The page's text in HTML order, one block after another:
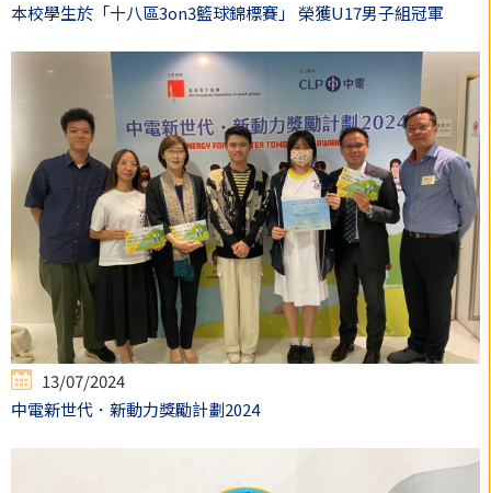
本校學生於「十八區3on3籃球錦標賽」 榮獲U17男子組冠軍
13/07/2024
中電新世代．新動力獎勵計劃2024